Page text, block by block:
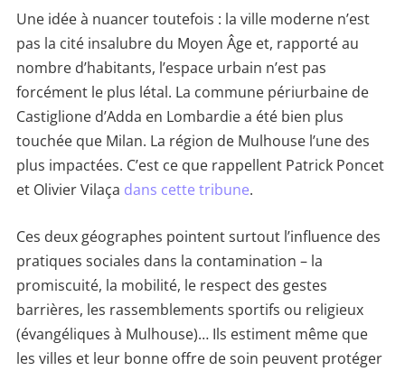
Une idée à nuancer toutefois : la ville moderne n’est
pas la cité insalubre du Moyen Âge et, rapporté au
nombre d’habitants, l’espace urbain n’est pas
forcément le plus létal. La commune périurbaine de
Castiglione d’Adda en Lombardie a été bien plus
touchée que Milan. La région de Mulhouse l’une des
plus impactées. C’est ce que rappellent Patrick Poncet
et Olivier Vilaça dans cette tribune.
Ces deux géographes pointent surtout l’influence des
pratiques sociales dans la contamination – la
promiscuité, la mobilité, le respect des gestes
barrières, les rassemblements sportifs ou religieux
(évangéliques à Mulhouse)… Ils estiment même que
les villes et leur bonne offre de soin peuvent protéger